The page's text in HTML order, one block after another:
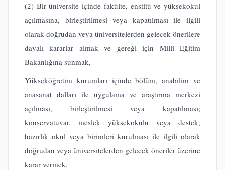
(2) Bir üniversite içinde fakülte, enstitü ve yüksekokul
açılmasına, birleştirilmesi veya kapatılması ile ilgili
olarak doğrudan veya üniversitelerden gelecek önerilere
dayalı kararlar almak ve gereği için Milli Eğitim
Bakanlığına sunmak,
Yükseköğretim kurumları içinde bölüm, anabilim ve
anasanat dalları ile uygulama ve araştırma merkezi
açılması, birleştirilmesi veya kapatılması;
konservatuvar, meslek yüksekokulu veya destek,
hazırlık okul veya birimleri kurulması ile ilgili olarak
doğrudan veya üniversitelerden gelecek öneriler üzerine
karar vermek,